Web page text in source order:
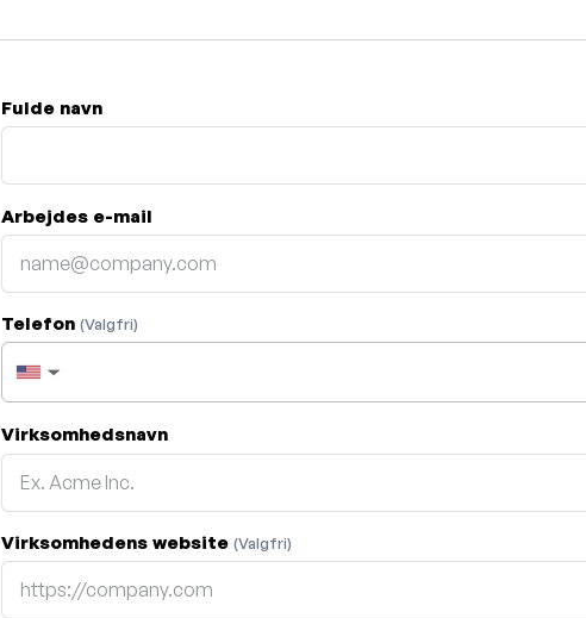
Fulde navn
Arbejdes e-mail
Telefon (Valgfri)
▼
Virksomhedsnavn
Virksomhedens website (Valgfri)